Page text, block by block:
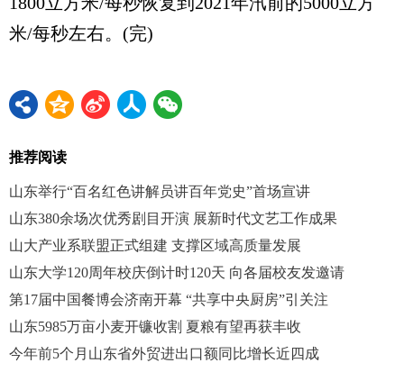
米/每秒左右。(完)
推荐阅读
山东举行“百名红色讲解员讲百年党史”首场宣讲
山东380余场次优秀剧目开演 展新时代文艺工作成果
山大产业系联盟正式组建 支撑区域高质量发展
山东大学120周年校庆倒计时120天 向各届校友发邀请
第17届中国餐博会济南开幕 “共享中央厨房”引关注
山东5985万亩小麦开镰收割 夏粮有望再获丰收
今年前5个月山东省外贸进出口额同比增长近四成